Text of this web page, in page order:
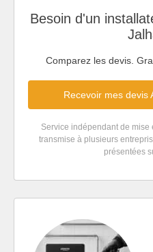
Besoin d'un
Comparez les devis.
Recevoir mes
Service indépendant de mise
transmise à plusieurs
présentées